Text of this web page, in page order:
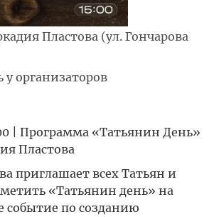
Пластова (ул. Гончарова
у организаторов
| Программа «Татьянин День»
Пластова
приглашает всех Татьян и
«Татьянин день» на
событие по созданию